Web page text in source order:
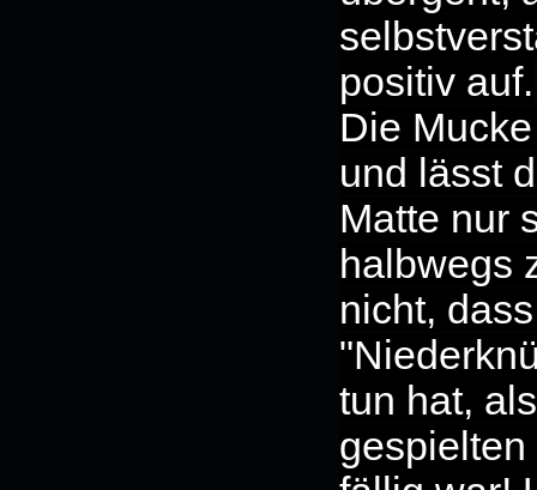
positiv auf.
Die
und lässt
Matte nur
halbwegs
nicht,
tun hat,